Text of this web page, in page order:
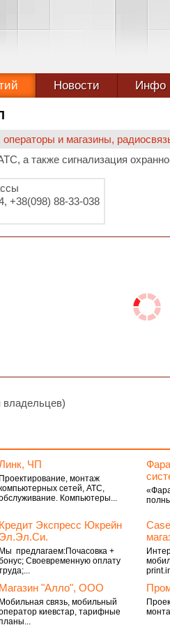
Новости Инфо
и магазины,
а также сигнализация
+38(098) 88-33-038
владельцев)
ЧП
Проектирование, монтаж
сетей, АТС,
Компьютеры...
Кредит Экспресс Юкрейн
Эл.Эл.Си.
Мы предлагаем:Почасовка +
Своевременную оплату
Магазин "Алло", ООО
Мобильная связь, мобильный
киевстар, тарифные